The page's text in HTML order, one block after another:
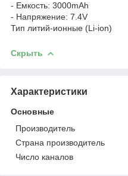
- Емкость: 3000mAh
- Напряжение: 7.4V
Тип литий-ионные (Li‑ion)
Скрыть
Характеристики
Основные
Производитель
Страна производитель
Число каналов